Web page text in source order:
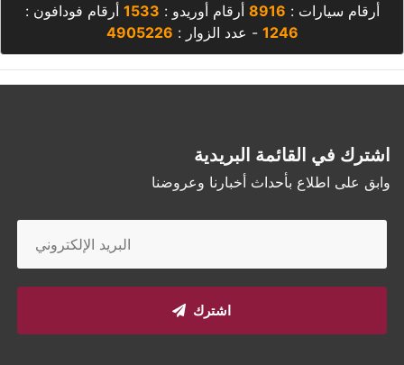
أرقام سيارات : 8916 أرقام أوريدو : 1533 أرقام فودافون :
1246 - عدد الزوار : 4905226
اشترك في القائمة البريدية
وابق على اطلاع بأحداث أخبارنا وعروضنا
اشترك